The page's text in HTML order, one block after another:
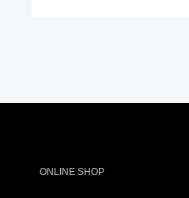
ONLINE SHOP